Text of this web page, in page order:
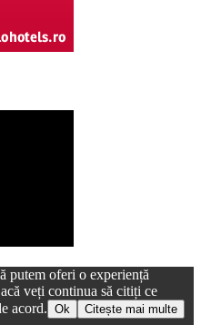
putem oferi o experiență
veți continua să citiți ce
acord. Ok Citește mai multe